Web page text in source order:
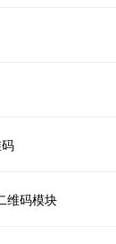
维码模块